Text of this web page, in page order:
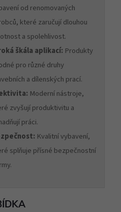
od renomovaných
které zaručují dlouhou
a spolehlivost.
škála aplikací: Produkty
pro různé druhy
a dílenských prací.
Moderní nástroje,
zvyšují produktivitu a
práci.
Kvalitní vybavení,
splňuje přísné bezpečnostní